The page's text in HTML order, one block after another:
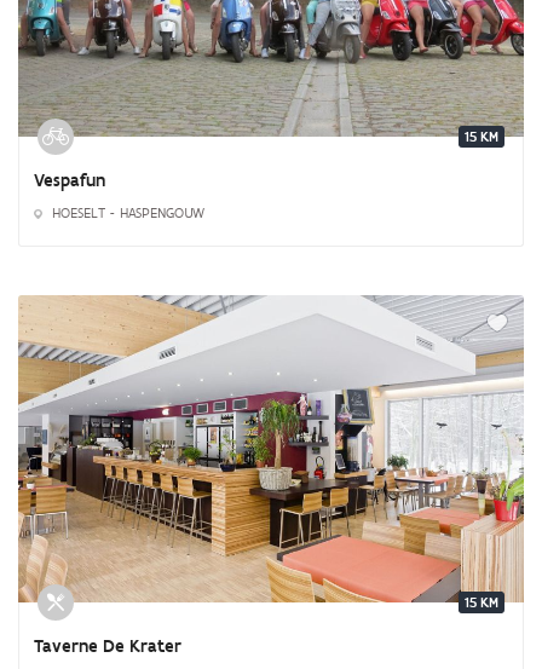
15 KM
Vespafun
HOESELT - HASPENGOUW
15 KM
Taverne De Krater